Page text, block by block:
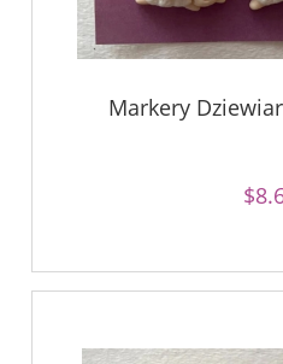
Markery